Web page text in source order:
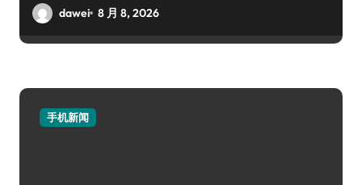
dawei 8 月 8, 2026
手机新闻